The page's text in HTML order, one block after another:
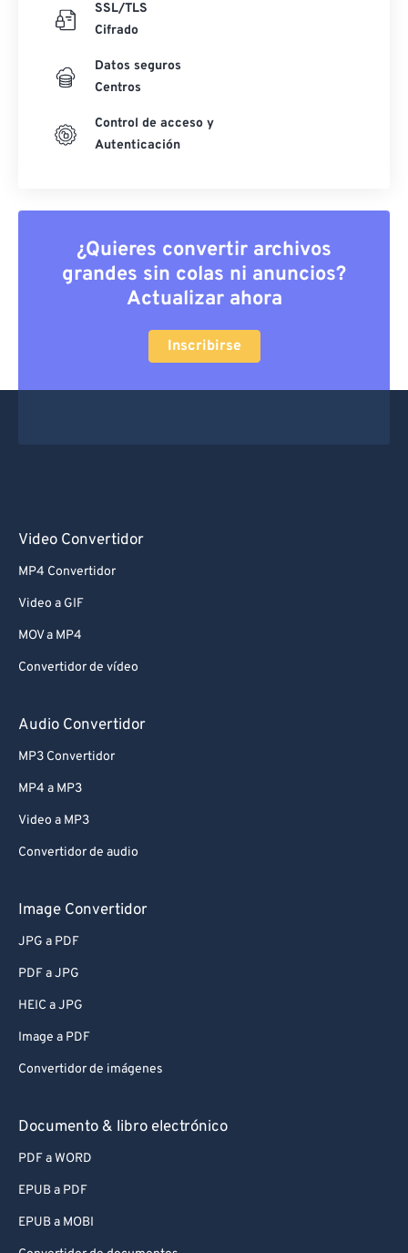
SSL/TLS
Cifrado
Datos seguros
Centros
Control de acceso y
Autenticación
¿Quieres convertir archivos
grandes sin colas ni anuncios?
Actualizar ahora
Inscribirse
Video Convertidor
MP4 Convertidor
Video a GIF
MOV a MP4
Convertidor de vídeo
Audio Convertidor
MP3 Convertidor
MP4 a MP3
Video a MP3
Convertidor de audio
Image Convertidor
JPG a PDF
PDF a JPG
HEIC a JPG
Image a PDF
Convertidor de imágenes
Documento & libro electrónico
PDF a WORD
EPUB a PDF
EPUB a MOBI